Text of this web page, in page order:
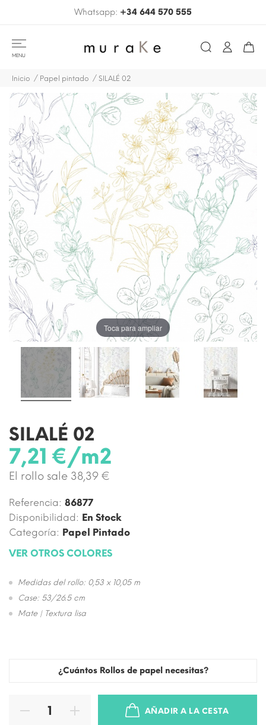
Whatsapp: +34 644 570 555
MENU
Inicio Papel pintado SILALÉ 02
Toca para ampliar
SILALÉ 02
7,21 €/m2
El rollo sale 38,39 €
Referencia: 86877
Disponibilidad: En Stock
Categoría: Papel Pintado
VER OTROS COLORES
Medidas del rollo: 0,53 x 10,05 m
Case: 53/26.5 cm
Mate | Textura lisa
¿Cuántos Rollos de papel necesitas?
AÑADIR A LA CESTA